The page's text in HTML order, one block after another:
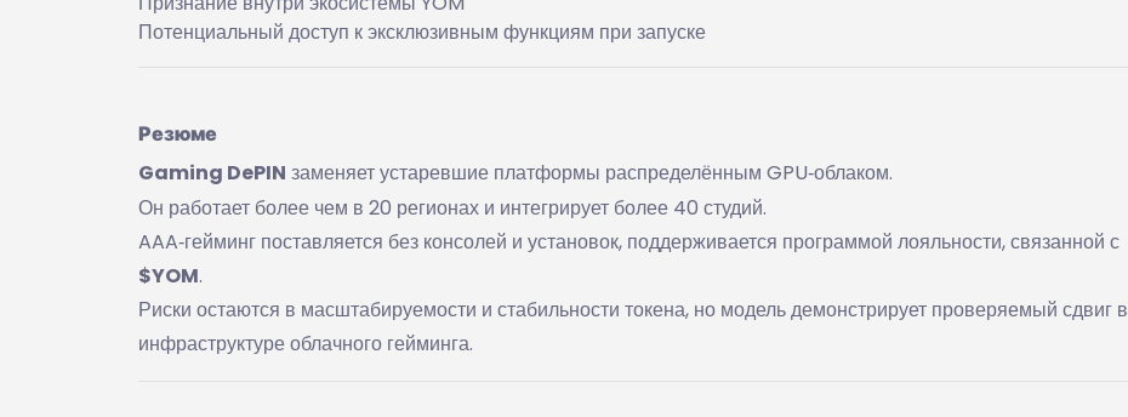
Потенциальный доступ к эксклюзивным функциям при запуске
Резюме
Gaming DePIN заменяет устаревшие платформы распределённым GPU‑облаком.
Он работает более чем в 20 регионах и интегрирует более 40 студий.
AAA‑гейминг поставляется без консолей и установок, поддерживается программой лояльности, связанной с
$YOM.
Риски остаются в масштабируемости и стабильности токена, но модель демонстрирует проверяемый сдвиг в
инфраструктуре облачного гейминга.